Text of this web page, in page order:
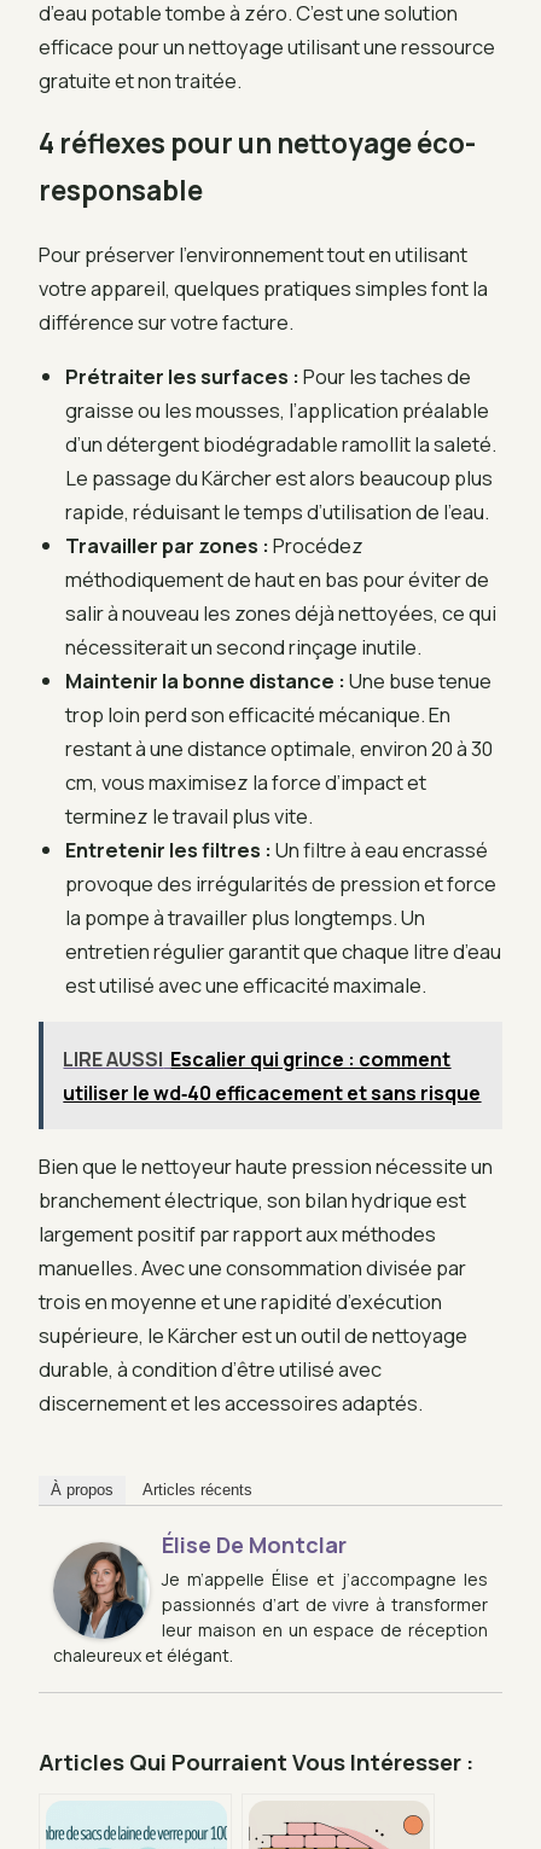
d’eau potable tombe à zéro. C’est une solution
efficace pour un nettoyage utilisant une ressource
gratuite et non traitée.
4 réflexes pour un nettoyage éco-
responsable
Pour préserver l’environnement tout en utilisant
votre appareil, quelques pratiques simples font la
différence sur votre facture.
Prétraiter les surfaces : Pour les taches de
graisse ou les mousses, l’application préalable
d’un détergent biodégradable ramollit la saleté.
Le passage du Kärcher est alors beaucoup plus
rapide, réduisant le temps d’utilisation de l’eau.
Travailler par zones : Procédez
méthodiquement de haut en bas pour éviter de
salir à nouveau les zones déjà nettoyées, ce qui
nécessiterait un second rinçage inutile.
Maintenir la bonne distance : Une buse tenue
trop loin perd son efficacité mécanique. En
restant à une distance optimale, environ 20 à 30
cm, vous maximisez la force d’impact et
terminez le travail plus vite.
Entretenir les filtres : Un filtre à eau encrassé
provoque des irrégularités de pression et force
la pompe à travailler plus longtemps. Un
entretien régulier garantit que chaque litre d’eau
est utilisé avec une efficacité maximale.
LIRE AUSSI Escalier qui grince : comment
utiliser le wd‑40 efficacement et sans risque
Bien que le nettoyeur haute pression nécessite un
branchement électrique, son bilan hydrique est
largement positif par rapport aux méthodes
manuelles. Avec une consommation divisée par
trois en moyenne et une rapidité d’exécution
supérieure, le Kärcher est un outil de nettoyage
durable, à condition d’être utilisé avec
discernement et les accessoires adaptés.
À propos Articles récents
Élise De Montclar
Je m’appelle Élise et j’accompagne les
passionnés d’art de vivre à transformer
leur maison en un espace de réception
chaleureux et élégant.
Articles Qui Pourraient Vous Intéresser :